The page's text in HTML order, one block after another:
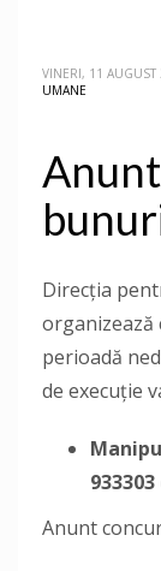
VINERI, 11 AUGUST
UMANE
Direcţia
organizează
perioadă
de execuție
933303
Anunt